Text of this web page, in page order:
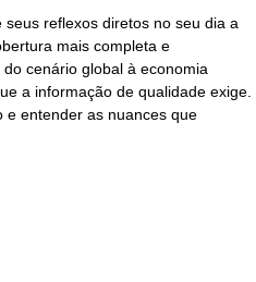
reflexos diretos no seu dia a
mais completa e
cenário global à economia
a informação de qualidade exige.
e entender as nuances que